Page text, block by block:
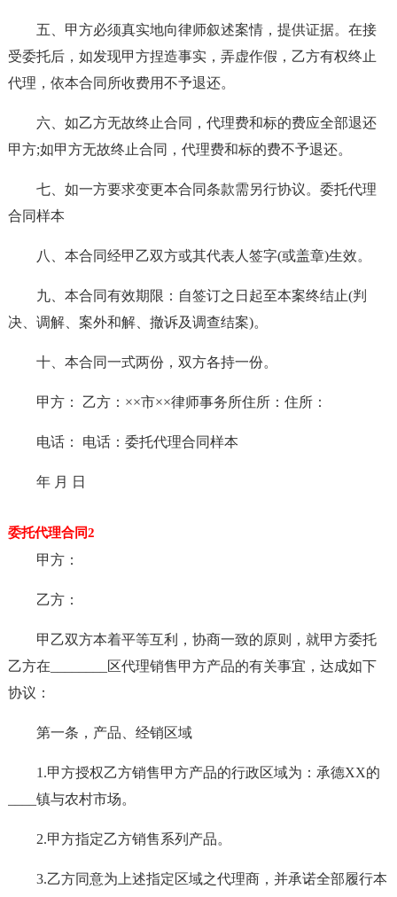
五、甲方必须真实地向律师叙述案情，提供证据。在接
受委托后，如发现甲方捏造事实，弄虚作假，乙方有权终止
代理，依本合同所收费用不予退还。
六、如乙方无故终止合同，代理费和标的费应全部退还
甲方;如甲方无故终止合同，代理费和标的费不予退还。
七、如一方要求变更本合同条款需另行协议。委托代理
合同样本
八、本合同经甲乙双方或其代表人签字(或盖章)生效。
九、本合同有效期限：自签订之日起至本案终结止(判
决、调解、案外和解、撤诉及调查结案)。
十、本合同一式两份，双方各持一份。
甲方： 乙方：××市××律师事务所住所：住所：
电话： 电话：委托代理合同样本
年 月 日
委托代理合同2
甲方：
乙方：
甲乙双方本着平等互利，协商一致的原则，就甲方委托
乙方在________区代理销售甲方产品的有关事宜，达成如下
协议：
第一条，产品、经销区域
1.甲方授权乙方销售甲方产品的行政区域为：承德XX的
____镇与农村市场。
2.甲方指定乙方销售系列产品。
3.乙方同意为上述指定区域之代理商，并承诺全部履行本